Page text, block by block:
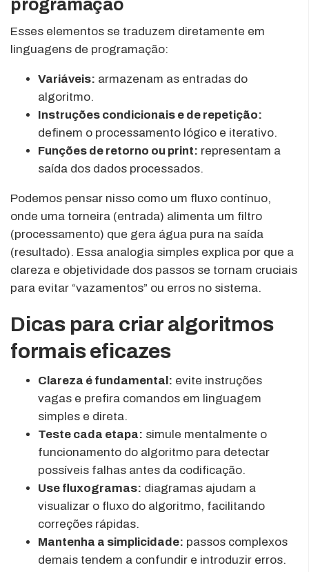
programação
Esses elementos se traduzem diretamente em
linguagens de programação:
Variáveis: armazenam as entradas do
algoritmo.
Instruções condicionais e de repetição:
definem o processamento lógico e iterativo.
Funções de retorno ou print: representam a
saída dos dados processados.
Podemos pensar nisso como um fluxo contínuo,
onde uma torneira (entrada) alimenta um filtro
(processamento) que gera água pura na saída
(resultado). Essa analogia simples explica por que a
clareza e objetividade dos passos se tornam cruciais
para evitar “vazamentos” ou erros no sistema.
Dicas para criar algoritmos
formais eficazes
Clareza é fundamental: evite instruções
vagas e prefira comandos em linguagem
simples e direta.
Teste cada etapa: simule mentalmente o
funcionamento do algoritmo para detectar
possíveis falhas antes da codificação.
Use fluxogramas: diagramas ajudam a
visualizar o fluxo do algoritmo, facilitando
correções rápidas.
Mantenha a simplicidade: passos complexos
demais tendem a confundir e introduzir erros.